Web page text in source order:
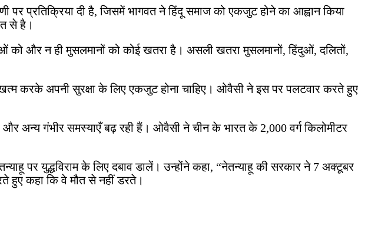
प्रतिक्रिया दी है, जिसमें भागवत ने हिंदू समाज को एकजुट होने का आह्वान किया
से है।
को और न ही मुसलमानों को कोई खतरा है। असली खतरा मुसलमानों, हिंदुओं, दलितों,
खत्म करके अपनी सुरक्षा के लिए एकजुट होना चाहिए। ओवैसी ने इस पर पलटवार करते हुए
अन्य गंभीर समस्याएँ बढ़ रही हैं। ओवैसी ने चीन के भारत के 2,000 वर्ग किलोमीटर
पर युद्धविराम के लिए दबाव डालें। उन्होंने कहा, “नेतन्याहू की सरकार ने 7 अक्टूबर
हुए कहा कि वे मौत से नहीं डरते।